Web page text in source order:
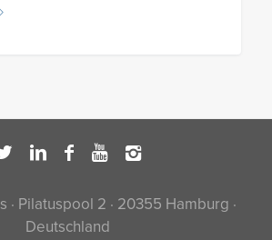
Pilatuspool 2 · 20355 Hamburg ·
Deutschland